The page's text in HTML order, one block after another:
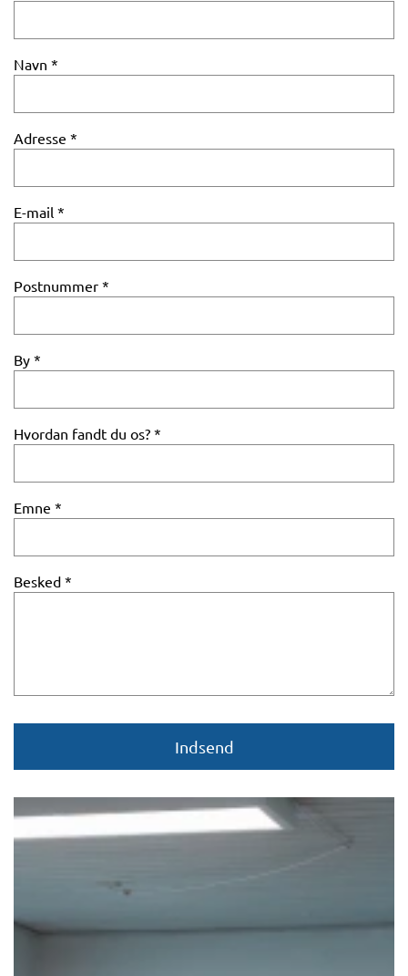
Navn
Adresse
E-mail
Postnummer
By
Hvordan fandt du os?
Emne
Besked
Indsend